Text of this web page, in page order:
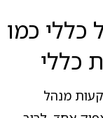
כמו
כללי
מנהל